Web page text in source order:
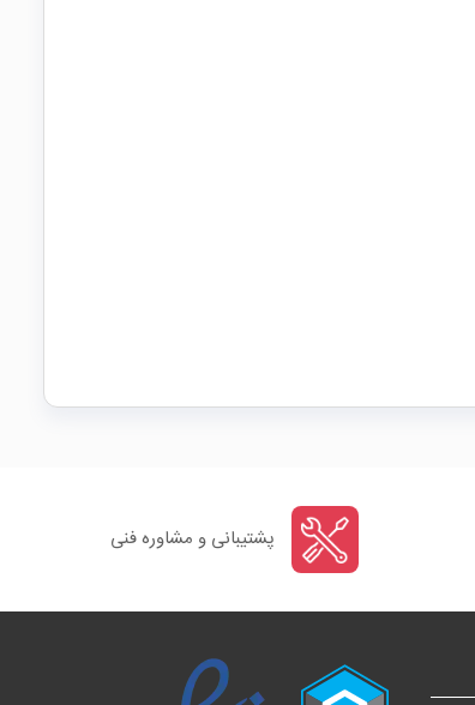
پشتیبانی و مشاوره فنی